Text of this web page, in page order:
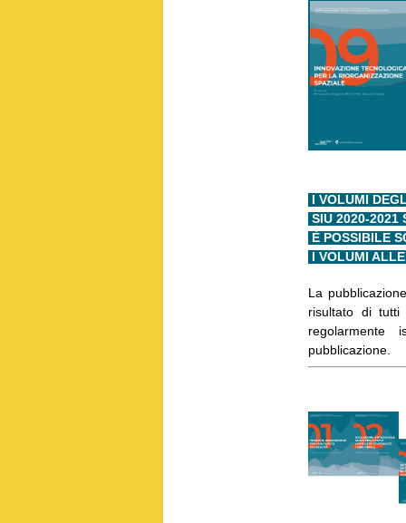
I VOLUMI
SIU 2020-2021
È POSSIBILE
I VOLUMI
La
risultato di
regolarmente
pubblicazione.